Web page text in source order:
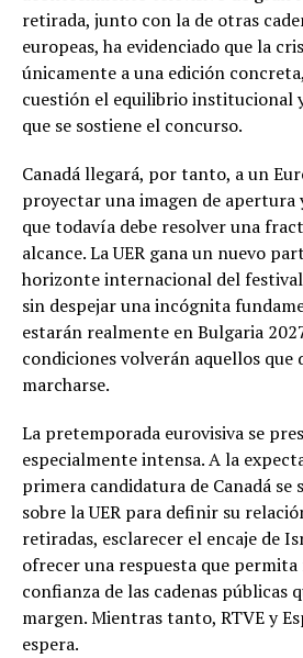
retirada, junto con la de otras
europeas, ha evidenciado que la
únicamente a una edición
cuestión el equilibrio institucional
que se sostiene el concurso.
Canadá llegará, por tanto, a un
proyectar una imagen de apertura
que todavía debe resolver una
alcance. La UER gana un nuevo
horizonte internacional del
sin despejar una incógnita
estarán realmente en Bulgaria
condiciones volverán aquellos que
marcharse.
La pretemporada eurovisiva se
especialmente intensa. A la
primera candidatura de Canadá se
sobre la UER para definir su
retiradas, esclarecer el encaje de
ofrecer una respuesta que
confianza de las cadenas públicas
margen. Mientras tanto, RTVE y
espera.